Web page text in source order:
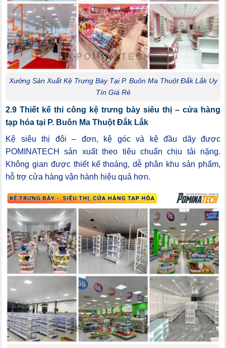
Xưởng Sản Xuất Kệ Trưng Bày Tại P. Buôn Ma Thuột Đắk Lắk Uy
Tín Giá Rẻ
2.9 Thiết kế thi công kệ trưng bày siêu thị – cửa hàng
tạp hóa tại P. Buôn Ma Thuột Đắk Lắk
Kệ siêu thị đôi – đơn, kệ góc và kệ đầu dãy được
POMINATECH sản xuất theo tiêu chuẩn chịu tải nặng.
Không gian được thiết kế thoáng, dễ phân khu sản phẩm,
hỗ trợ cửa hàng vận hành hiệu quả hơn.